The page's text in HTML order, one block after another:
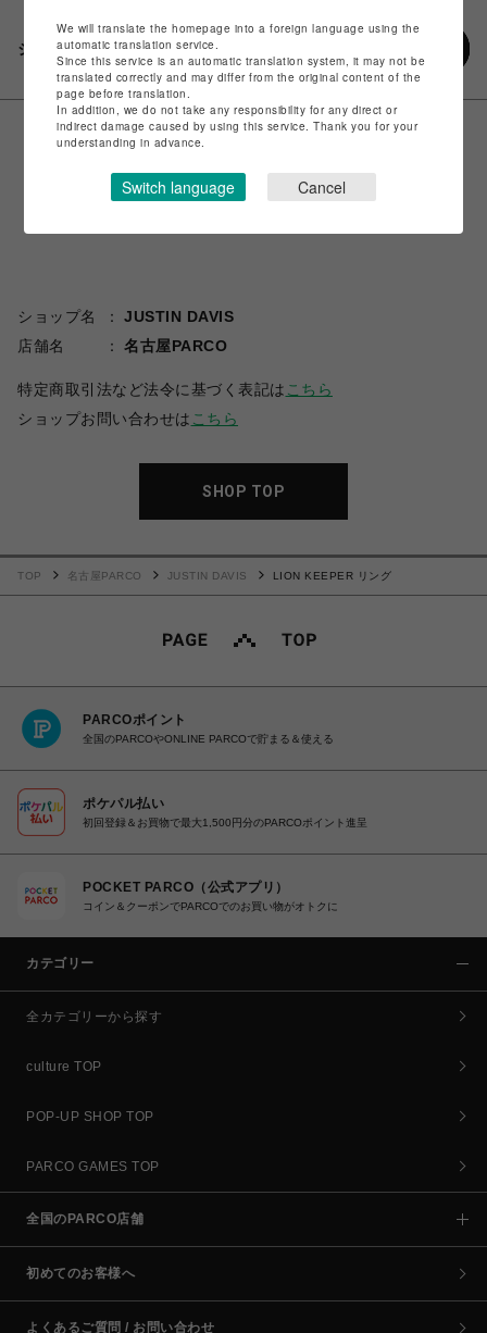
シェアする
ショップ名
JUSTIN DAVIS
店舗名
名古屋PARCO
特定商取引法など法令に基づく表記は こちら
ショップお問い合わせは こちら
SHOP TOP
TOP 名古屋PARCO JUSTIN DAVIS LION KEEPER リング
PARCOポイント
全国のPARCOやONLINE PARCOで貯まる＆使える
ポケパル払い
初回登録＆お買物で最大1,500円分のPARCOポイント進呈
POCKET PARCO（公式アプリ）
コイン＆クーポンでPARCOでのお買い物がオトクに
カテゴリー
全カテゴリーから探す
culture TOP
POP-UP SHOP TOP
PARCO GAMES TOP
全国のPARCO店舗
初めてのお客様へ
よくあるご質問 / お問い合わせ
We will translate the homepage into a foreign language using the
automatic translation service.
Since this service is an automatic translation system, it may not be
translated correctly and may differ from the original content of the
page before translation.
In addition, we do not take any responsibility for any direct or
indirect damage caused by using this service. Thank you for your
understanding in advance.
Switch language Cancel